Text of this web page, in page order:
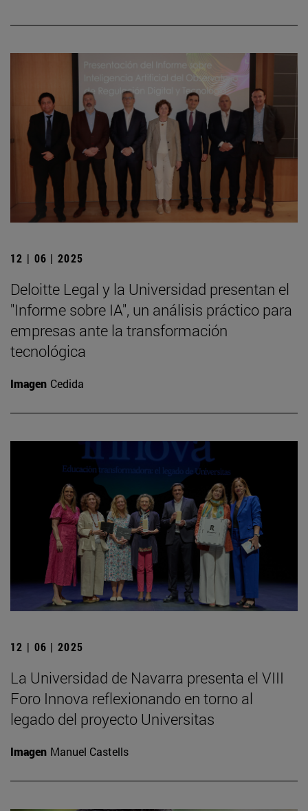
12 | 06 | 2025
Deloitte Legal y la Universidad presentan el
"Informe sobre IA", un análisis práctico para
empresas ante la transformación
tecnológica
Imagen Cedida
12 | 06 | 2025
La Universidad de Navarra presenta el VIII
Foro Innova reflexionando en torno al
legado del proyecto Universitas
Imagen Manuel Castells